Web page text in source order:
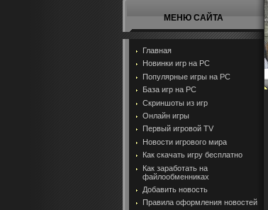
МЕНЮ САЙТА
Главная
Новинки игр на PC
Популярные игры на PC
База игр на РС
Скриншоты из игр
Онлайн игры
Первый игровой TV
Новости игрового мира
Как скачать игру бесплатно
Как заработать на
файлообменниках
Добавить новость
Правила оформления новостей